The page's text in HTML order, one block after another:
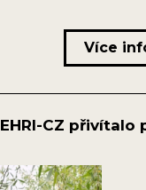
Více
EHRI-CZ přivítalo